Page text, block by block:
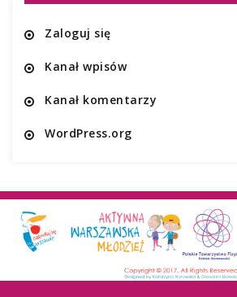
Zaloguj się
Kanał wpisów
Kanał komentarzy
WordPress.org